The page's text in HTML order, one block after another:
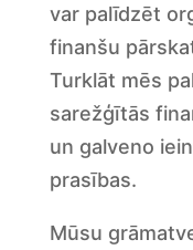
var palīdzēt
finanšu
Turklāt mēs
sarežģītās
un galveno
prasības.
Mūsu